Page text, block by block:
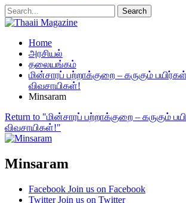
Home
அரசியல்
தலையங்கம்
மின்சாரப் பற்றாக்குறை – கருகும்
விவசாயிகள்!
Minsaram
Return to "மின்சாரப் பற்றாக்குறை – கருகும்
விவசாயிகள்!"
Minsaram
Facebook Join us on Facebook
Twitter Join us on Twitter